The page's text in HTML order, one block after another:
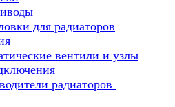
для радиаторов
вентили и узлы
радиаторов